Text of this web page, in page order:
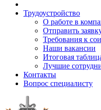
Трудоустройство
О работе в
Отправить
Требования к
Наши вакансии
Итоговая
Лучшие
Контакты
Вопрос специалисту